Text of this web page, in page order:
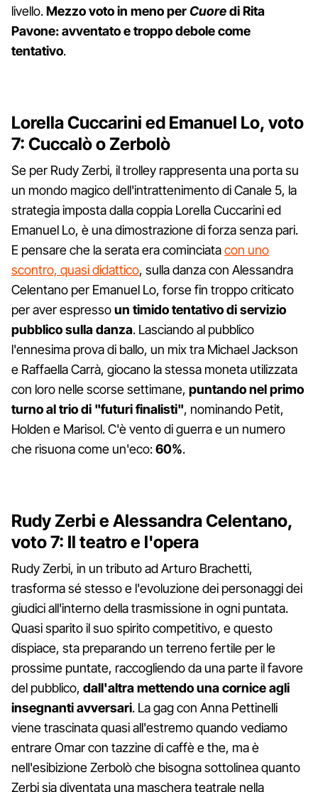
livello.Mezzo voto in meno perCuoredi Rita
Pavone: avventato e troppo debole come
tentativo.
Lorella Cuccarini ed Emanuel Lo, voto
7: Cuccalò o Zerbolò
Se per Rudy Zerbi, il trolley rappresenta una porta su
un mondo magico dell'intrattenimento di Canale 5, la
strategia imposta dalla coppia Lorella Cuccarini ed
Emanuel Lo, è una dimostrazione di forza senza pari.
E pensare che la serata era cominciatacon uno
scontro, quasi didattico, sulla danza con Alessandra
Celentano per Emanuel Lo, forse fin troppo criticato
per aver espressoun timido tentativo di servizio
pubblico sulla danza. Lasciando al pubblico
l'ennesima prova di ballo, un mix tra Michael Jackson
e Raffaella Carrà, giocano la stessa moneta utilizzata
con loro nelle scorse settimane, puntando nel primo
turno al trio di "futuri finalisti", nominando Petit,
Holden e Marisol. C'è vento di guerra e un numero
che risuona come un'eco:60%.
Rudy Zerbi e Alessandra Celentano,
voto 7: Il teatro e l'opera
Rudy Zerbi, in un tributo ad Arturo Brachetti,
trasforma sé stesso e l'evoluzione dei personaggi dei
giudici all'interno della trasmissione in ogni puntata.
Quasi sparito il suo spirito competitivo, e questo
dispiace, sta preparando un terreno fertile per le
prossime puntate, raccogliendo da una parte il favore
del pubblico, dall'altra mettendo una cornice agli
insegnanti avversari. La gag con Anna Pettinelli
viene trascinata quasi all'estremo quando vediamo
entrare Omar con tazzine di caffè e the, ma è
nell'esibizione Zerbolò che bisogna sottolinea quanto
Zerbi sia diventata una maschera teatrale nella